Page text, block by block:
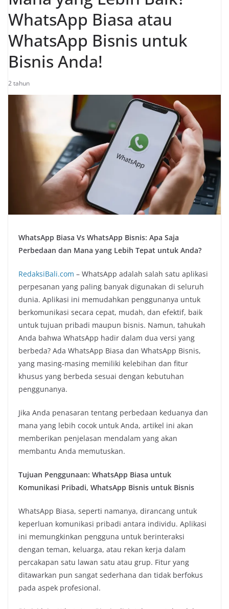
WhatsApp Biasa atau
WhatsApp Bisnis untuk
Bisnis Anda!
2 tahun
WhatsApp Biasa Vs WhatsApp Bisnis: Apa Saja
Perbedaan dan Mana yang Lebih Tepat untuk Anda?
RedaksiBali.com – WhatsApp adalah salah satu aplikasi
perpesanan yang paling banyak digunakan di seluruh
dunia. Aplikasi ini memudahkan penggunanya untuk
berkomunikasi secara cepat, mudah, dan efektif, baik
untuk tujuan pribadi maupun bisnis. Namun, tahukah
Anda bahwa WhatsApp hadir dalam dua versi yang
berbeda? Ada WhatsApp Biasa dan WhatsApp Bisnis,
yang masing-masing memiliki kelebihan dan fitur
khusus yang berbeda sesuai dengan kebutuhan
penggunanya.
Jika Anda penasaran tentang perbedaan keduanya dan
mana yang lebih cocok untuk Anda, artikel ini akan
memberikan penjelasan mendalam yang akan
membantu Anda memutuskan.
Tujuan Penggunaan: WhatsApp Biasa untuk
Komunikasi Pribadi, WhatsApp Bisnis untuk Bisnis
WhatsApp Biasa, seperti namanya, dirancang untuk
keperluan komunikasi pribadi antara individu. Aplikasi
ini memungkinkan pengguna untuk berinteraksi
dengan teman, keluarga, atau rekan kerja dalam
percakapan satu lawan satu atau grup. Fitur yang
ditawarkan pun sangat sederhana dan tidak berfokus
pada aspek profesional.